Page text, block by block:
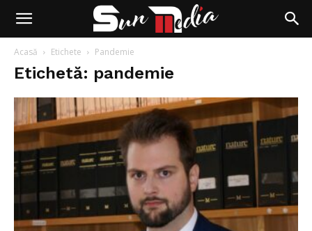
Acasă Etichete Pandemie
Etichetă: pandemie